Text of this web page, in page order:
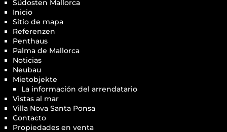
Südosten Mallorca
Inicio
Sitio de mapa
Referenzen
Penthaus
Palma de Mallorca
Noticias
Neubau
Mietobjekte
La información del arrendatario
Vistas al mar
Villa Nova Santa Ponsa
Contacto
Propiedades en venta